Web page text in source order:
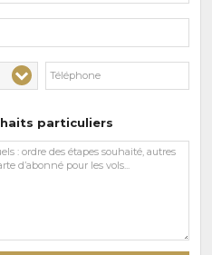
particuliers